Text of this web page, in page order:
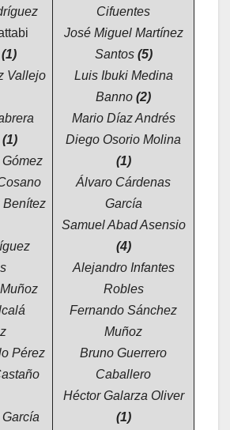
(1)
Vallejo
(1)
Benítez
Pérez
Cifuentes
José Miguel Martínez
Santos (5)
Luis Ibuki Medina
Banno (2)
Mario Díaz Andrés
Diego Osorio Molina
(1)
Álvaro Cárdenas
García
Samuel Abad Asensio
(4)
Alejandro Infantes
Robles
Fernando Sánchez
Muñoz
Bruno Guerrero
Caballero
Héctor Galarza Oliver
(1)